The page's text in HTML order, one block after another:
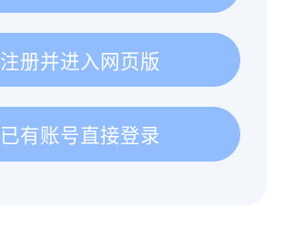
注册并进入网页版
已有账号直接登录